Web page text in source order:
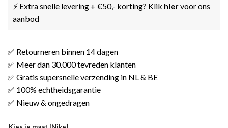
⚡ Extra snelle levering + €50,- korting? Klik hiervoor ons
aanbod
✅ Retourneren binnen 14 dagen
✅ Meer dan 30.000 tevreden klanten
✅ Gratis supersnelle verzending in NL & BE
✅ 100% echtheidsgarantie
✅ Nieuw & ongedragen